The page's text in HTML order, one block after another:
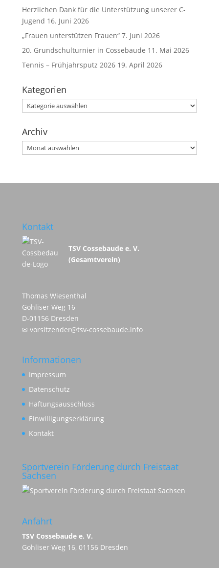
Herzlichen Dank für die Unterstützung unserer C-
Jugend 16. Juni 2026
„Frauen unterstützen Frauen“ 7. Juni 2026
20. Grundschulturnier in Cossebaude 11. Mai 2026
Tennis – Frühjahrsputz 2026 19. April 2026
Kategorien
Kategorien
Archiv
Archiv
Kontakt
TSV Cossebaude e. V.
(Gesamtverein)
Thomas Wiesenthal
Gohliser Weg 16
D-01156 Dresden
✉ vorsitzender@tsv-cossebaude.info
Informationen
Impressum
Datenschutz
Haftungsausschluss
Einwilligungserklärung
Kontakt
Sportverein Förderung durch Freistaat
Sachsen
Anfahrt
TSV Cossebaude e. V.
Gohliser Weg 16, 01156 Dresden